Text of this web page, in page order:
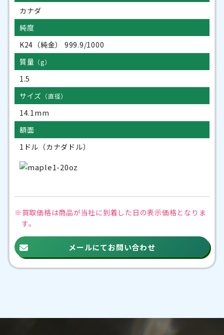
カナダ
純度
K24（純金） 999.9/1000
質量 （g）
1.5
サイズ （直径）
14.1mm
額面
1ドル（カナダドル）
※買取価格は商品が当社に到着した日の表示価格となりま
す。
メールにてお問い合わせ